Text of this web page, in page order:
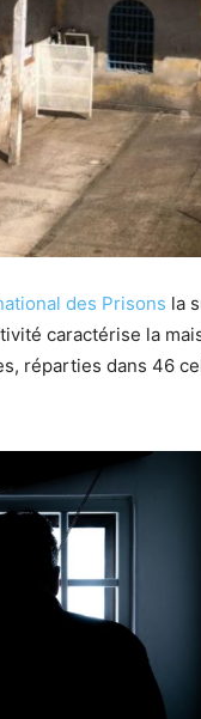
des Prisons la
caractérise la
réparties dans 46